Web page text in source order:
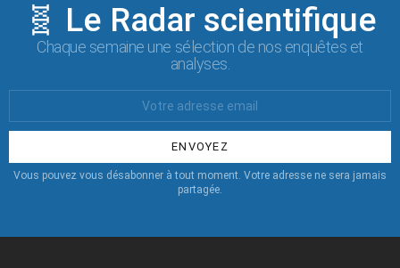
🧬 Le Radar scientifique
Chaque semaine une sélection de nos enquêtes et
analyses.
:
Vous pouvez vous désabonner à tout moment. Votre adresse ne sera jamais
partagée.